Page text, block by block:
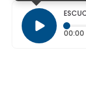
00:00